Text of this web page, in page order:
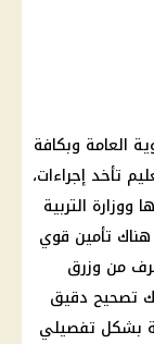
العامة وبكافة
تأخد إجراءات،
التربية
تأمين قوي
من وزرق
تصحيح دقيق
بشكل تفصيلي